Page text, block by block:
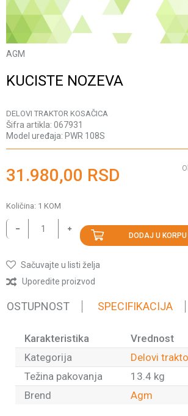
AGM
KUCISTE NOZEVA
DELOVI TRAKTOR KOSAČICA
Šifra artikla: 067931
Model uređaja: PWR 108S
31.980,00 RSD
Količina: 1 KOM
DODAJ U KORPU
Sačuvajte u listi želja
Uporedite proizvod
SPECIFIKACIJA
Karakteristika
Vrednost
Kategorija
Delovi
Težina pakovanja
13.4 kg
Brend
Agm